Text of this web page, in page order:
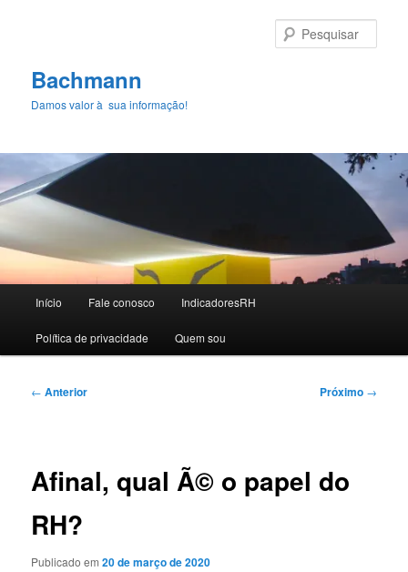
principalBachmann
Damos valor à sua informação!
principal
Início Fale conosco IndicadoresRH
Polí­tica de privacidade Quem sou
Navegação
← Anterior Próximo →
Afinal, qual Ã© o papel do
RH?
Publicado em20 de março de 2020